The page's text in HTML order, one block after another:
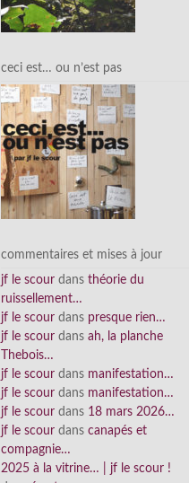
ceci est… ou n’est pas
commentaires et mises à jour
jf le scour dans théorie du
ruissellement…
jf le scour dans presque rien…
jf le scour dans ah, la planche
Thebois…
jf le scour dans manifestation…
jf le scour dans manifestation…
jf le scour dans 18 mars 2026…
jf le scour dans canapés et
compagnie…
2025 à la vitrine… | jf le scour !